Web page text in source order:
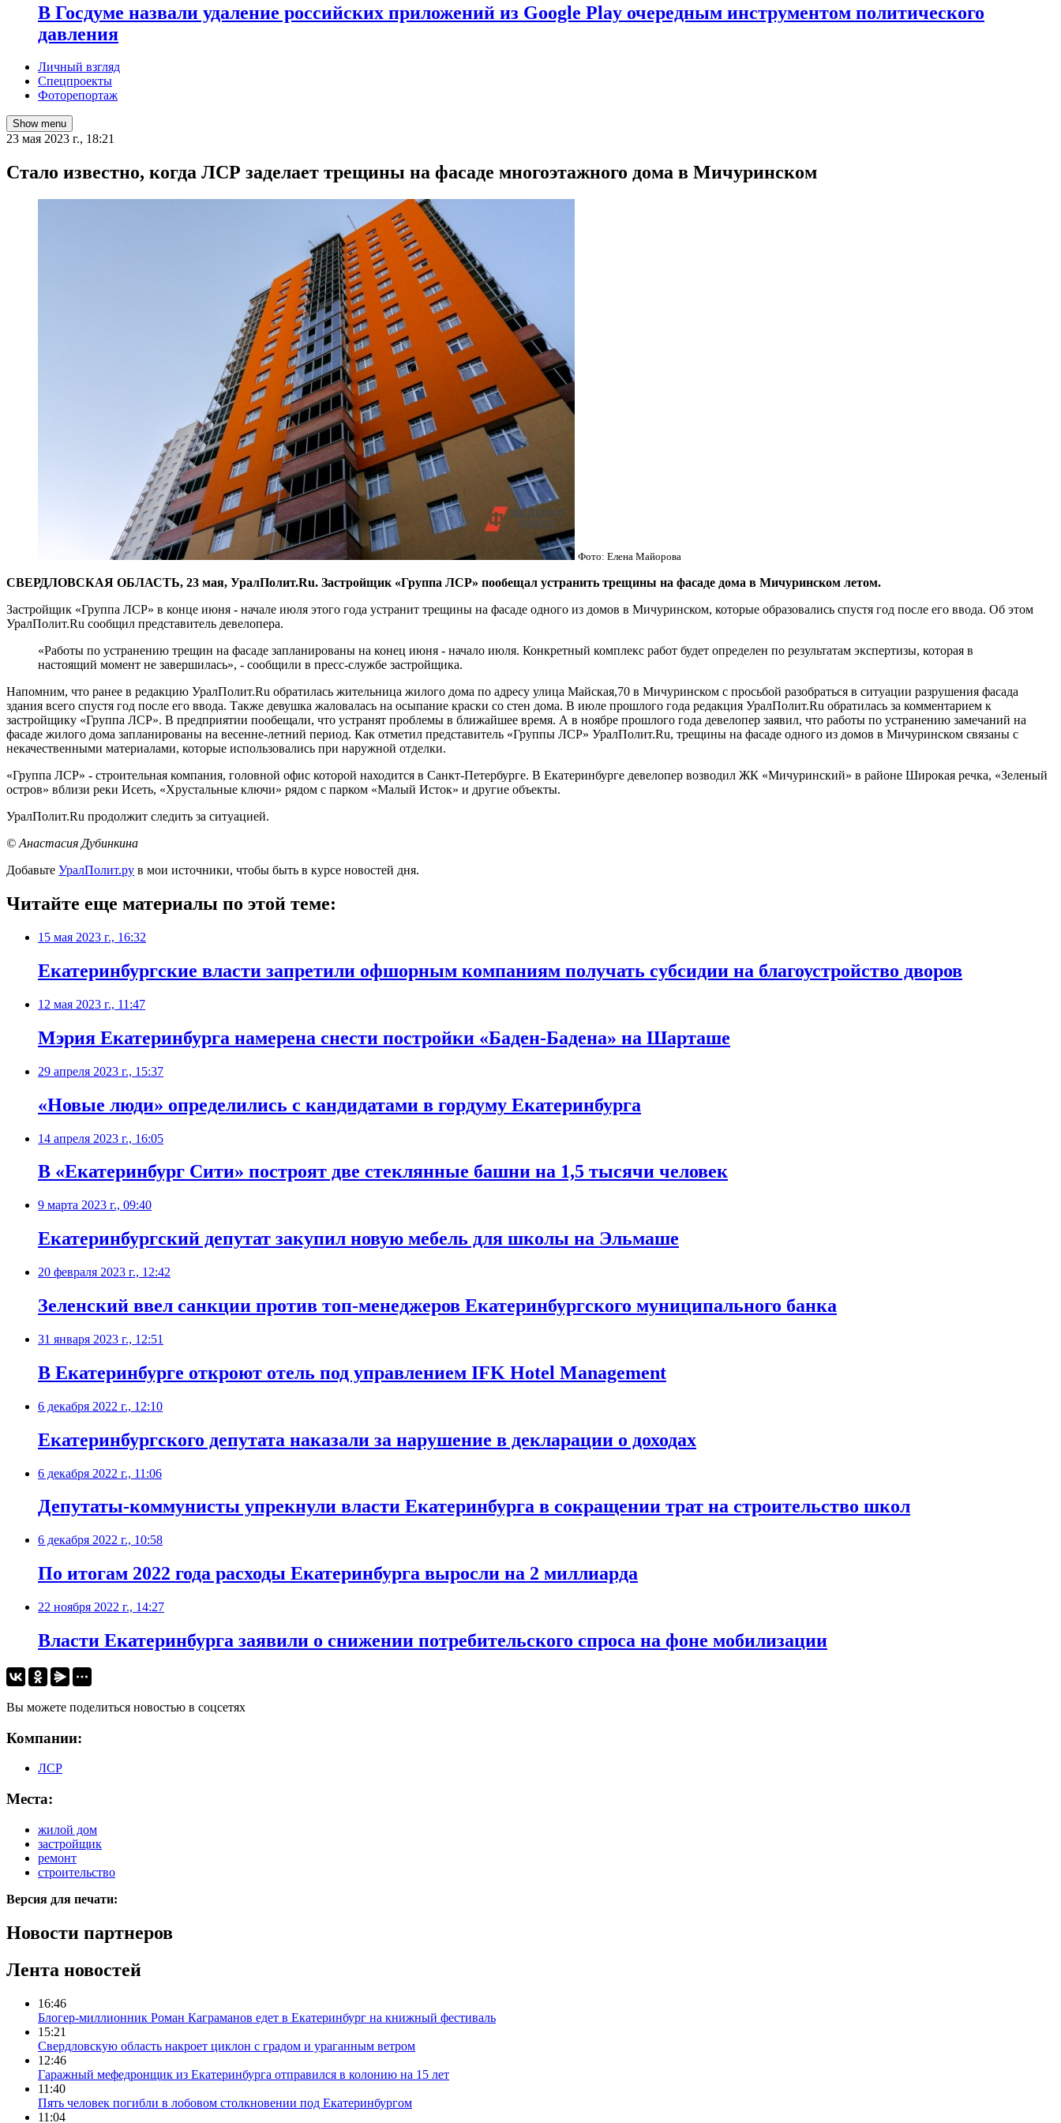
В Госдуме назвали удаление российских приложений из Google Play очередным инструментом политического
давления
Личный взгляд
Спецпроекты
Фоторепортаж
Show menu
23 мая 2023 г., 18:21
Стало известно, когда ЛСР заделает трещины на фасаде многоэтажного дома в Мичуринском
Фото: Елена Майорова
​СВЕРДЛОВСКАЯ ОБЛАСТЬ, 23 мая, УралПолит.Ru. Застройщик «Группа ЛСР» пообещал устранить трещины на фасаде дома в Мичуринском летом.
Застройщик «Группа ЛСР» в конце июня - начале июля этого года устранит трещины на фасаде одного из домов в Мичуринском, которые образовались спустя год после его ввода. Об этом
УралПолит.Ru сообщил представитель девелопера.
«Работы по устранению трещин на фасаде запланированы на конец июня - начало июля. Конкретный комплекс работ будет определен по результатам экспертизы, которая в
настоящий момент не завершилась», - сообщили в пресс-службе застройщика.
Напомним, что ранее в редакцию УралПолит.Ru обратилась жительница жилого дома по адресу улица Майская,70 в Мичуринском с просьбой разобраться в ситуации разрушения фасада
здания всего спустя год после его ввода. Также девушка жаловалась на осыпание краски со стен дома. В июле прошлого года редакция УралПолит.Ru обратилась за комментарием к
застройщику «Группа ЛСР». В предприятии пообещали, что устранят проблемы в ближайшее время. А в ноябре прошлого года девелопер заявил, что работы по устранению замечаний на
фасаде жилого дома запланированы на весенне-летний период. Как отметил представитель «Группы ЛСР» УралПолит.Ru, трещины на фасаде одного из домов в Мичуринском связаны с
некачественными материалами, которые использовались при наружной отделки.
«Группа ЛСР» - строительная компания, головной офис которой находится в Санкт-Петербурге. В Екатеринбурге девелопер возводил ЖК «Мичуринский» в районе Широкая речка, «Зеленый
остров» вблизи реки Исеть, «Хрустальные ключи» рядом с парком «Малый Исток» и другие объекты.
УралПолит.Ru продолжит следить за ситуацией.
© Анастасия Дубинкина
Добавьте УралПолит.ру в мои источники, чтобы быть в курсе новостей дня.
Читайте еще материалы по этой теме:
15 мая 2023 г., 16:32
Екатеринбургские власти запретили офшорным компаниям получать субсидии на благоустройство дворов
12 мая 2023 г., 11:47
Мэрия Екатеринбурга намерена снести постройки «Баден-Бадена» на Шарташе
29 апреля 2023 г., 15:37
«Новые люди» определились с кандидатами в гордуму Екатеринбурга
14 апреля 2023 г., 16:05
В «Екатеринбург Сити» построят две стеклянные башни на 1,5 тысячи человек
9 марта 2023 г., 09:40
​Екатеринбургский депутат закупил новую мебель для школы на Эльмаше
20 февраля 2023 г., 12:42
​Зеленский ввел санкции против топ-менеджеров Екатеринбургского муниципального банка
31 января 2023 г., 12:51
​В Екатеринбурге откроют отель под управлением IFK Hotel Management
6 декабря 2022 г., 12:10
​Екатеринбургского депутата наказали за нарушение в декларации о доходах
6 декабря 2022 г., 11:06
Депутаты-коммунисты упрекнули власти Екатеринбурга в сокращении трат на строительство школ
6 декабря 2022 г., 10:58
​По итогам 2022 года расходы Екатеринбурга выросли на 2 миллиарда
22 ноября 2022 г., 14:27
​Власти Екатеринбурга заявили о снижении потребительского спроса на фоне мобилизации
Вы можете поделиться новостью в соцсетях
Компании:
ЛСР
Места:
жилой дом
застройщик
ремонт
строительство
Версия для печати:
Новости партнеров
Лента новостей
16:46
Блогер-миллионник Роман Каграманов едет в Екатеринбург на книжный фестиваль
15:21
Свердловскую область накроет циклон с градом и ураганным ветром
12:46
Гаражный мефедронщик из Екатеринбурга отправился в колонию на 15 лет
11:40
Пять человек погибли в лобовом столкновении под Екатеринбургом
11:04